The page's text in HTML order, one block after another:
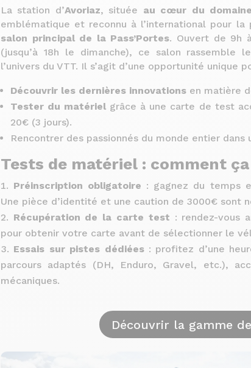
La station d’Avoriaz, située au cœur du
emblématique et reconnu à l’international pour
salon principal de la Pass’Portes. Ouvert de 9h
(jusqu’à 18h le dimanche), ce salon rassemble
l’univers du VTT. Il s’agit d’une opportunité unique
Découvrir les dernières innovationsen matière
Tester du matériel grâce à une carte de test
20€ (3 jours).
Rencontrer des passionnés du monde entier dans
Tests de matériel : comment
Préinscription obligatoire : gagnez du temps
Une pièce d’identité et une caution de 3000€ sont
Récupération de la carte test : rendez-vous
pour obtenir votre carte avant de sélectionner le
Essais sur pistes dédiées: profitez d’une
parcours adaptés (DH, Enduro, Gravel, etc.),
mécaniques.
Découvrir la gamme